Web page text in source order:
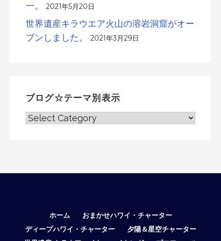
一。
2021年5月20日
世界遺産キラウエア火山の溶岩洞窟がオー
プンしました。
2021年3月29日
ブログ☆テーマ別表示
ブ
示
ホーム
おまかせハワイ・チャーター
ディープハワイ・チャーター
夕陽＆星空チャーター